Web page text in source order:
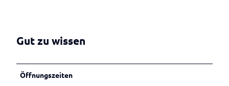
Gut zu wissen
Öffnungszeiten